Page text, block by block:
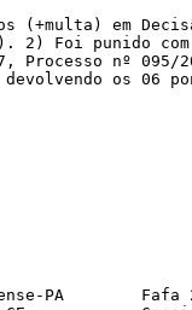
(+multa) em
2) Foi punido
Processo nº
os 06
PA